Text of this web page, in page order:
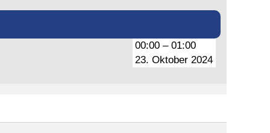
00:00 –01:00
23. Oktober 2024